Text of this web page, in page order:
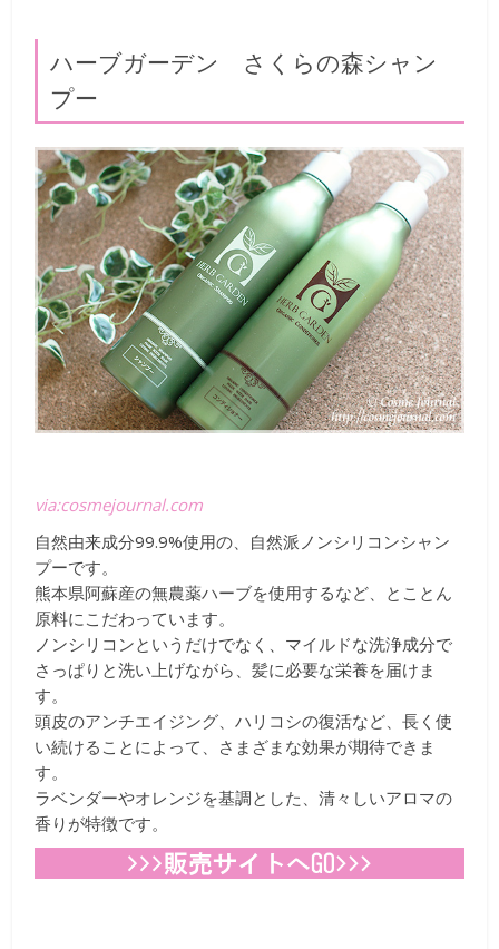
ハーブガーデン さくらの森シャン
プー
via:cosmejournal.com
自然由来成分99.9%使用の、自然派ノンシリコンシャン
プーです。
熊本県阿蘇産の無農薬ハーブを使用するなど、とことん
原料にこだわっています。
ノンシリコンというだけでなく、マイルドな洗浄成分で
さっぱりと洗い上げながら、髪に必要な栄養を届けま
す。
頭皮のアンチエイジング、ハリコシの復活など、長く使
い続けることによって、さまざまな効果が期待できま
す。
ラベンダーやオレンジを基調とした、清々しいアロマの
香りが特徴です。